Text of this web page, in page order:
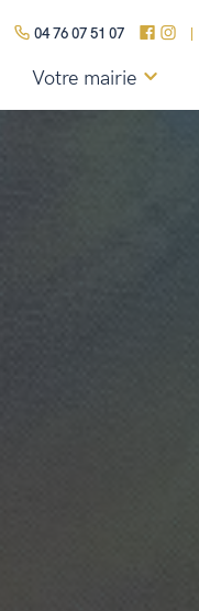
04 76 07 51 07
Votre mairie